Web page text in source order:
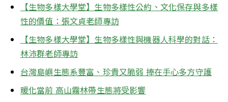
【生物多樣大學堂】生物多樣性公約、文化保存與多樣
性的價值：張文貞老師專訪
【生物多樣大學堂】生物多樣性與機器人科學的對話：
林沛群老師專訪
台灣島嶼生態系豐富、珍貴又脆弱 捧在手心多方守護
暖化當前 高山霧林帶生態將受影響